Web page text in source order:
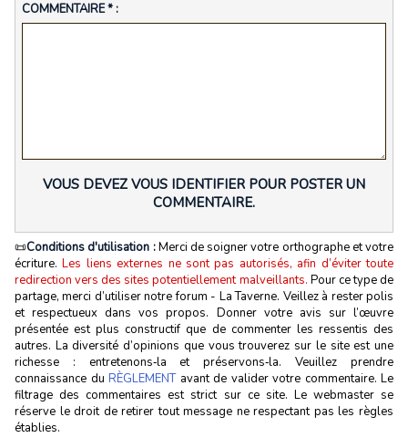
COMMENTAIRE * :
VOUS DEVEZ VOUS IDENTIFIER POUR POSTER UN
COMMENTAIRE.
📜Conditions d'utilisation :Merci de soigner votre orthographe et votre
écriture.Les liens externes ne sont pas autorisés, afin d’éviter toute
redirection vers des sites potentiellement malveillants. Pour ce type de
partage, merci d’utiliser notre forum - La Taverne. Veillez à rester polis
et respectueux dans vos propos. Donner votre avis sur l’œuvre
présentée est plus constructif que de commenter les ressentis des
autres. La diversité d’opinions que vous trouverez sur le site est une
richesse : entretenons‑la et préservons‑la. Veuillez prendre
connaissance du RÈGLEMENTavant de valider votre commentaire. Le
filtrage des commentaires est strict sur ce site. Le webmaster se
réserve le droit de retirer tout message ne respectant pas les règles
établies.